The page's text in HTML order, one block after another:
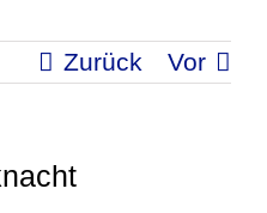
Zurück Vor